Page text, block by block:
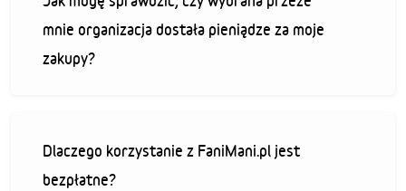
mnie organizacja dostała pieniądze za moje
zakupy?
Dlaczego korzystanie z FaniMani.pl jest
bezpłatne?